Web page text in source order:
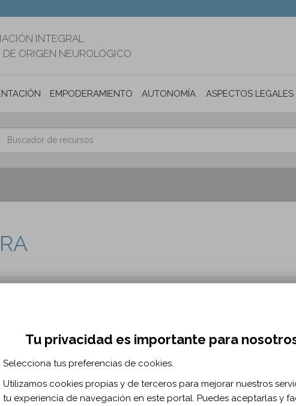
INTEGRAL
ORIGEN NEUROLÓGICO
EMPODERAMIENTO AUTONOMÍA PERSONAL E
ASPECTOS LEGALES
Assess Memory, Imitation and Motor
Results of a Pilot Study.
vol. 22 n. 8
17518423.2019.1619857
Tu privacidad es importante para
Selecciona tus preferencias de cookies.
Utilizamos cookies propias y de terceros para mejorar nuestros
tu experiencia de navegación en este portal. Puedes aceptarlas y